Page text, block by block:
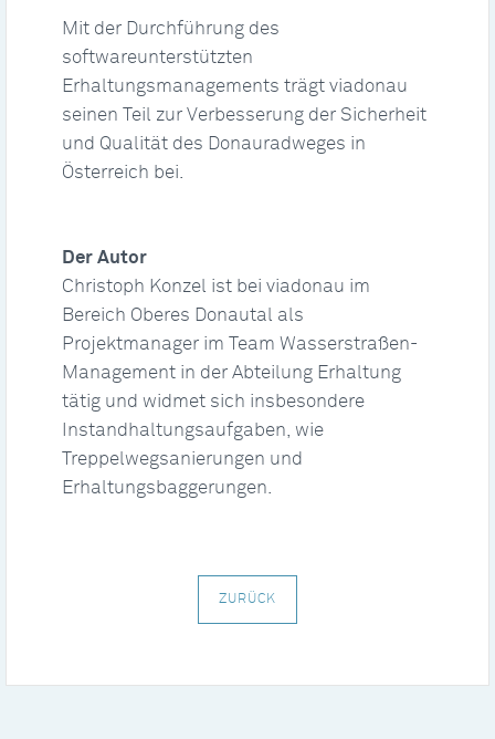
Mit der Durchführung des
softwareunterstützten
Erhaltungsmanagements trägt viadonau
seinen Teil zur Verbesserung der Sicherheit
und Qualität des Donauradweges in
Österreich bei.
Der Autor
Christoph Konzel ist bei viadonau im
Bereich Oberes Donautal als
Projektmanager im Team Wasserstraßen-
Management in der Abteilung Erhaltung
tätig und widmet sich insbesondere
Instandhaltungsaufgaben, wie
Treppelwegsanierungen und
Erhaltungsbaggerungen.
ZURÜCK